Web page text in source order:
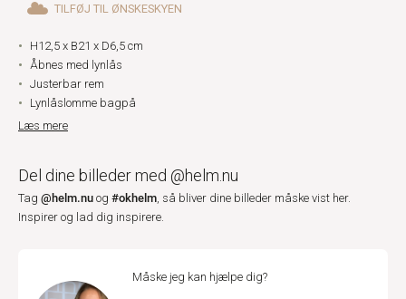
TILFØJ TIL ØNSKESKYEN
H12,5 x B21 x D6,5 cm
Åbnes med lynlås
Justerbar rem
Lynlåslomme bagpå
Læs mere
Del dine billeder med @helm.nu
Tag @helm.nu og #okhelm, så bliver dine billeder måske vist her.
Inspirer og lad dig inspirere.
Måske jeg kan hjælpe dig?